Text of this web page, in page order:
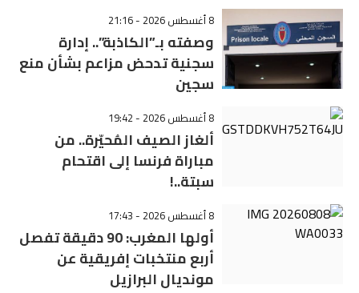
8 أغسطس 2026 - 21:16
وصفته بـ”الكاذبة”.. إدارة
سجنية تدحض مزاعم بشأن منع
سجين
8 أغسطس 2026 - 19:42
ألغاز الصيف المُحيّرة.. من
مباراة فرنسا إلى اقتحام
سبتة..!
8 أغسطس 2026 - 17:43
أولها المغرب: 90 دقيقة تفصل
أربع منتخبات إفريقية عن
مونديال البرازيل